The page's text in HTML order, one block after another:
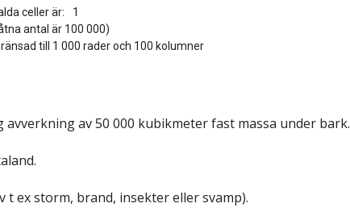
celler är:
1
antal är 100 000)
till 1 000 rader och 100 kolumner
av 50 000 kubikmeter fast massa under bark.
ex storm, brand, insekter eller svamp).